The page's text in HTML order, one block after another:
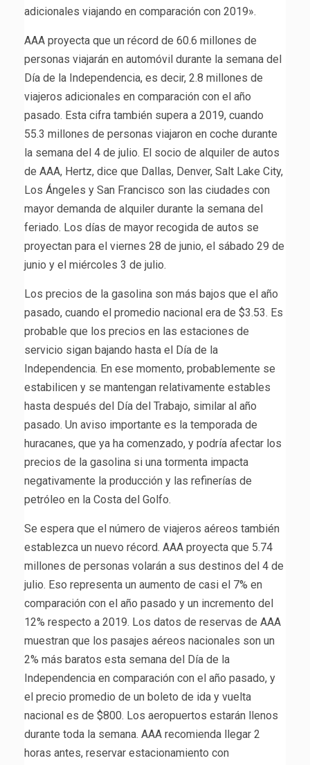
adicionales viajando en comparación con 2019».
AAA proyecta que un récord de 60.6 millones de
personas viajarán en automóvil durante la semana del
Día de la Independencia, es decir, 2.8 millones de
viajeros adicionales en comparación con el año
pasado. Esta cifra también supera a 2019, cuando
55.3 millones de personas viajaron en coche durante
la semana del 4 de julio. El socio de alquiler de autos
de AAA, Hertz, dice que Dallas, Denver, Salt Lake City,
Los Ángeles y San Francisco son las ciudades con
mayor demanda de alquiler durante la semana del
feriado. Los días de mayor recogida de autos se
proyectan para el viernes 28 de junio, el sábado 29 de
junio y el miércoles 3 de julio.
Los precios de la gasolina son más bajos que el año
pasado, cuando el promedio nacional era de $3.53. Es
probable que los precios en las estaciones de
servicio sigan bajando hasta el Día de la
Independencia. En ese momento, probablemente se
estabilicen y se mantengan relativamente estables
hasta después del Día del Trabajo, similar al año
pasado. Un aviso importante es la temporada de
huracanes, que ya ha comenzado, y podría afectar los
precios de la gasolina si una tormenta impacta
negativamente la producción y las refinerías de
petróleo en la Costa del Golfo.
Se espera que el número de viajeros aéreos también
establezca un nuevo récord. AAA proyecta que 5.74
millones de personas volarán a sus destinos del 4 de
julio. Eso representa un aumento de casi el 7% en
comparación con el año pasado y un incremento del
12% respecto a 2019. Los datos de reservas de AAA
muestran que los pasajes aéreos nacionales son un
2% más baratos esta semana del Día de la
Independencia en comparación con el año pasado, y
el precio promedio de un boleto de ida y vuelta
nacional es de $800. Los aeropuertos estarán llenos
durante toda la semana. AAA recomienda llegar 2
horas antes, reservar estacionamiento con